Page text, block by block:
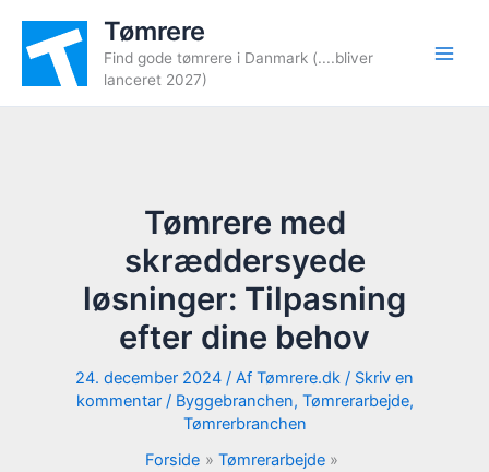
indholdet
Tømrere
Find gode tømrere i Danmark (....bliver
lanceret 2027)
Tømrere med
skræddersyede
løsninger: Tilpasning
efter dine behov
24. december 2024 / Af Tømrere.dk / Skriv en
kommentar / Byggebranchen, Tømrerarbejde,
Tømrerbranchen
Forside
Tømrerarbejde